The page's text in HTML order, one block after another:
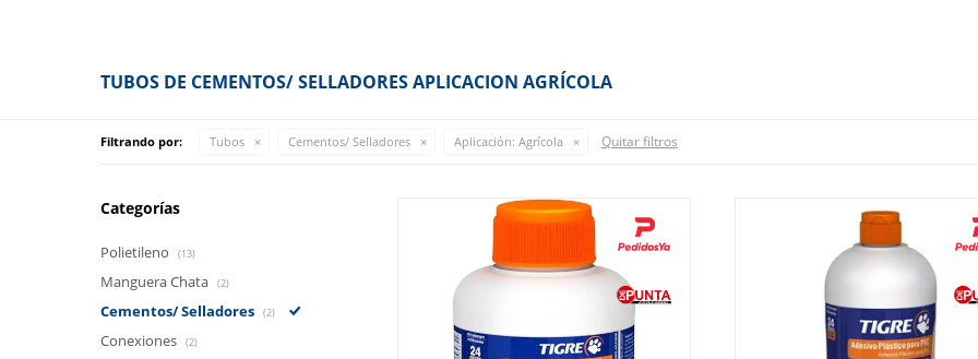
TUBOS DE CEMENTOS/ SELLADORES APLICACION AGRÍCOLA
Filtrando por: Tubos Cementos/ Selladores Aplicación: Agrícola Quitar filtros
Categorías
Polietileno (13)
Manguera Chata (2)
Cementos/ Selladores (2)
Conexiones (2)